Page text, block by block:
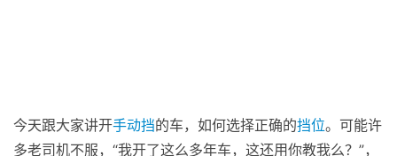
今天跟大家讲开手动挡的车，如何选择正确的挡位。可能许
多老司机不服，“我开了这么多年车，这还用你教我么？”，